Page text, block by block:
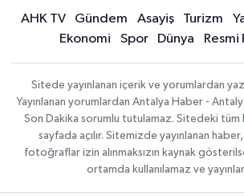
AHK TV Gündem Asayiş Turizm
Ekonomi
Spor Dünya Resmi
Sitede yayınlanan içerik ve yorumlardan
Yayınlanan yorumlardan Antalya Haber -
Son Dakika sorumlu tutulamaz. Sitedeki tüm
sayfada açılır. Sitemizde yayınlanan
fotoğraflar izin alınmaksızın kaynak
ortamda kullanılamaz ve